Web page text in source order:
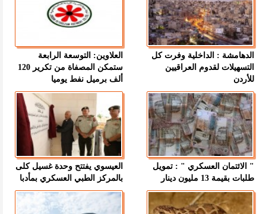
الدهامشة : الداخلية وفرت كل
التسهيلات لقدوم العراقيين
للأردن
العلاوين: التوسعة الرابعة
ستمكن المصفاة من تكرير 120
ألف برميل نفط يوميا
" الائتمان العسكري " : تمويل
طلبات بقيمة 13 مليون دينار
العيسوي يفتتح وحدة غسيل كلى
بالمركز الطبي العسكري بمأدبا